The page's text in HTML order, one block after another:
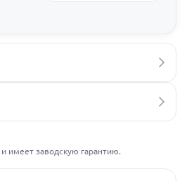
имеет заводскую гарантию.